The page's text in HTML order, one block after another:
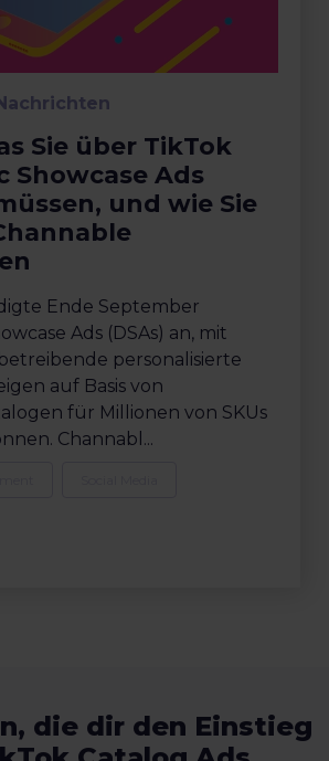
Sie über TikTok
Showcase Ads
und wie Sie
Ende September
Ads (DSAs) an, mit
personalisierte
auf Basis von
für Millionen von SKUs
Channabl...
die dir den Einstieg